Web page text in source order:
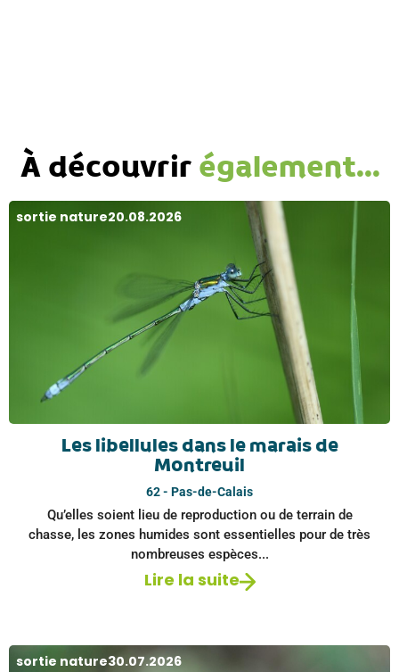
À découvrirégalement...
sortie nature20.08.2026
Les libellules dans le marais de
Montreuil
62 - Pas-de-Calais
Qu’elles soient lieu de reproduction ou de terrain de
chasse, les zones humides sont essentielles pour de très
nombreuses espèces...
Lire la suite
sortie nature30.07.2026